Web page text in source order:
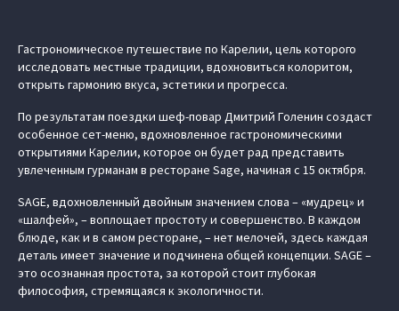
Гастрономическое путешествие по Карелии, цель которого
исследовать местные традиции, вдохновиться колоритом,
открыть гармонию вкуса, эстетики и прогресса.
По результатам поездки шеф-повар Дмитрий Голенин создаст
особенное сет-меню, вдохновленное гастрономическими
открытиями Карелии, которое он будет рад представить
увлеченным гурманам в ресторане Sage, начиная с 15 октября.
SAGE, вдохновленный двойным значением слова – «мудрец» и
«шалфей», – воплощает простоту и совершенство. В каждом
блюде, как и в самом ресторане, – нет мелочей, здесь каждая
деталь имеет значение и подчинена общей концепции. SAGE –
это осознанная простота, за которой стоит глубокая
философия, стремящаяся к экологичности.